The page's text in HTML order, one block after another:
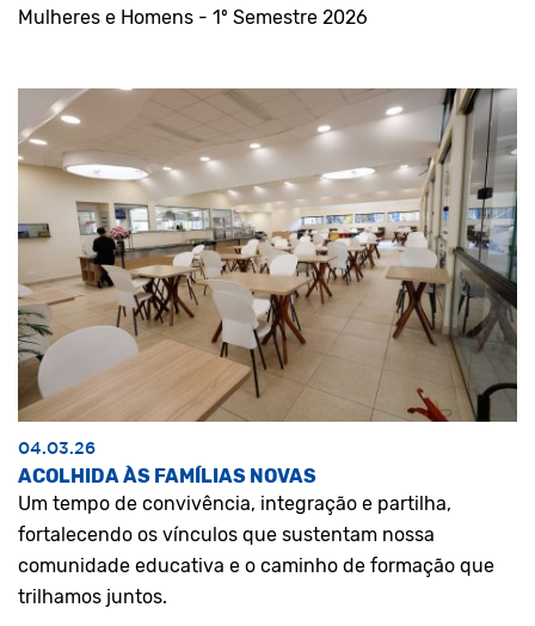
Mulheres e Homens - 1º Semestre 2026
04.03.26
ACOLHIDA ÀS FAMÍLIAS NOVAS
Um tempo de convivência, integração e partilha,
fortalecendo os vínculos que sustentam nossa
comunidade educativa e o caminho de formação que
trilhamos juntos.